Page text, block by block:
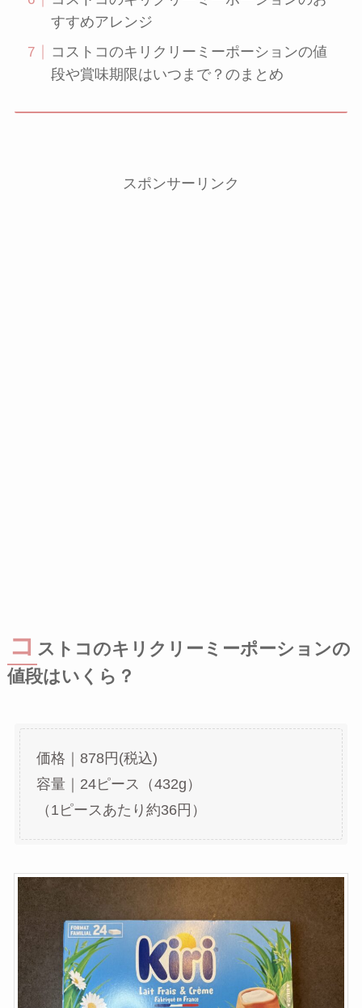
すすめアレンジ
コストコのキリクリーミーポーションの値
段や賞味期限はいつまで？のまとめ
スポンサーリンク
コ ストコのキリクリーミーポーションの
値段はいくら？
価格｜878円(税込)
容量｜24ピース（432g）
（1ピースあたり約36円）